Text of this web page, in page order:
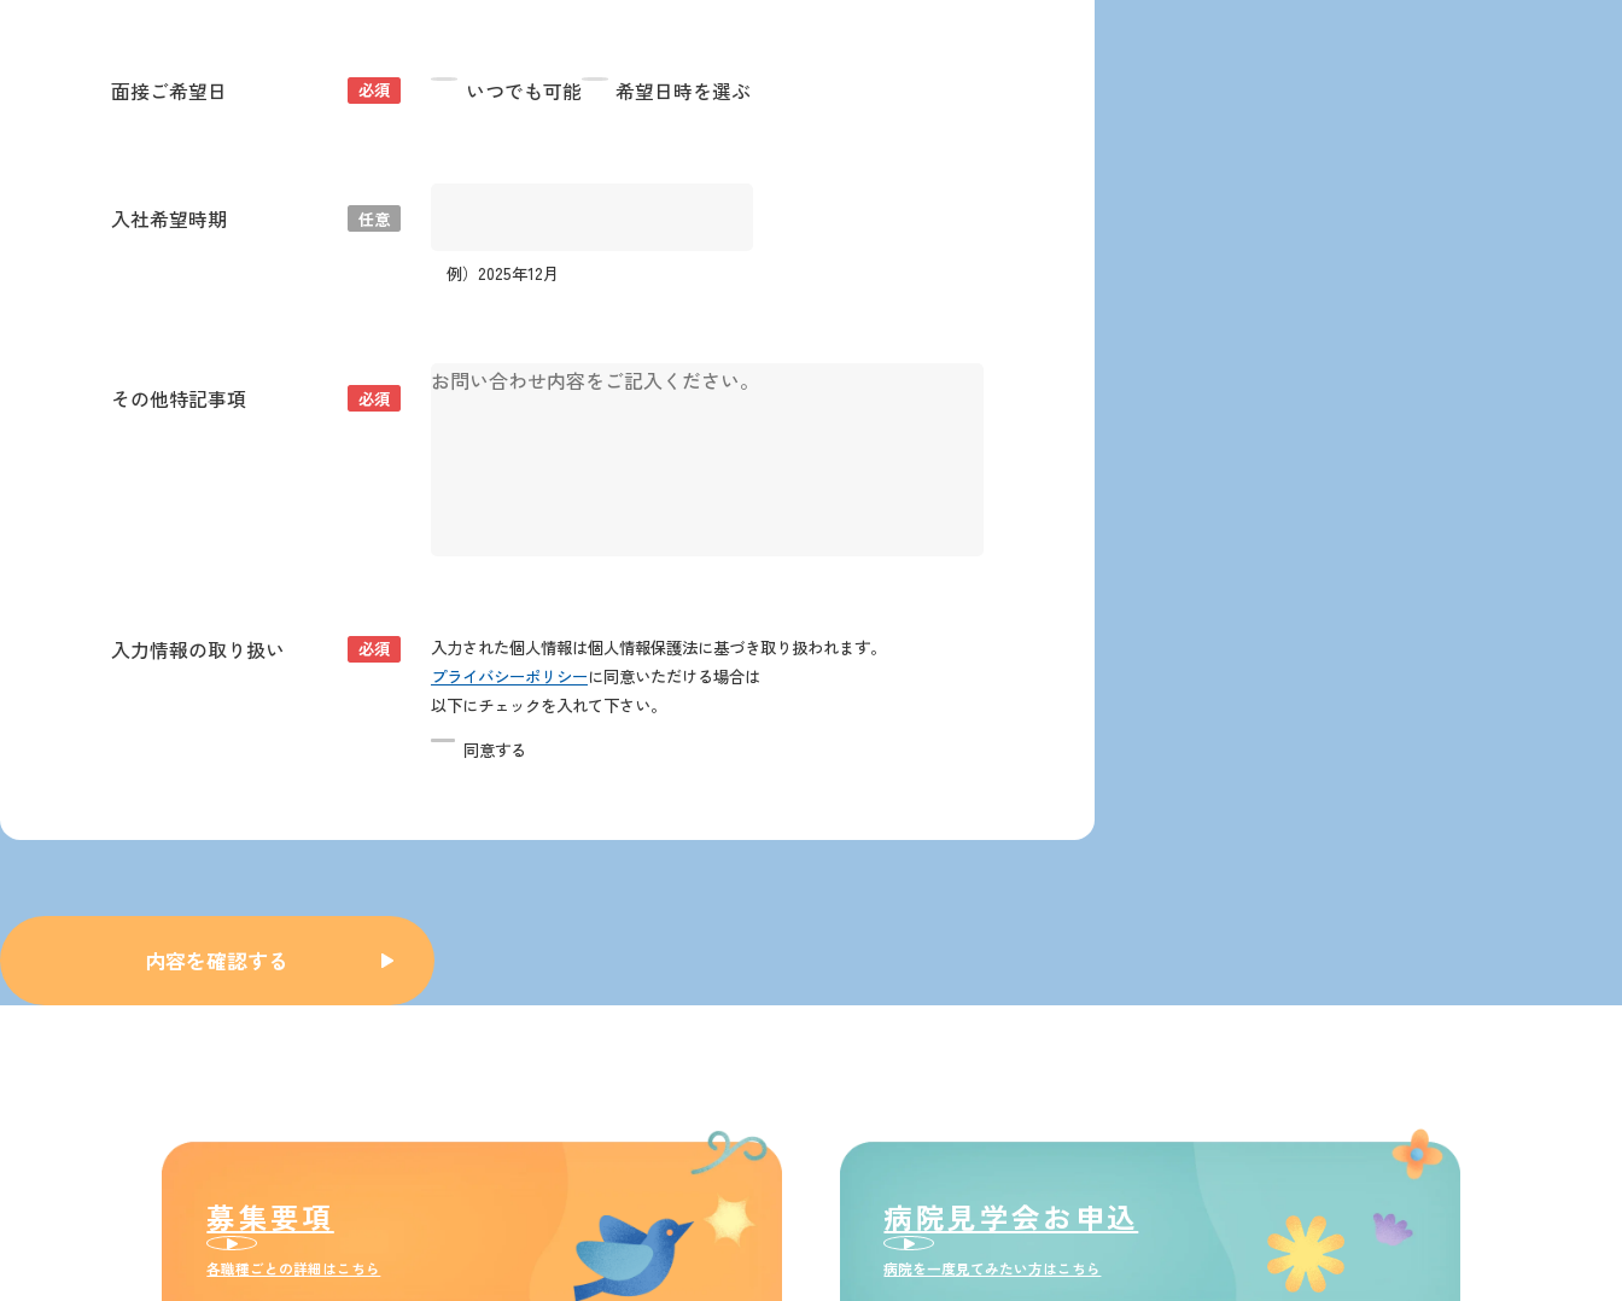
面接ご希望日 必須 いつでも可能 希望日時を選ぶ
入社希望時期 任意
例）2025年12月
その他特記事項 必須
入力情報の取り扱い 必須
入力された個人情報は個人情報保護法に基づき取り扱われます。
プライバシーポリシーに同意いただける場合は
以下にチェックを入れて下さい。
同意する
募集要項
各職種ごとの詳細はこちら
病院見学会お申込
病院を一度見てみたい方はこちら